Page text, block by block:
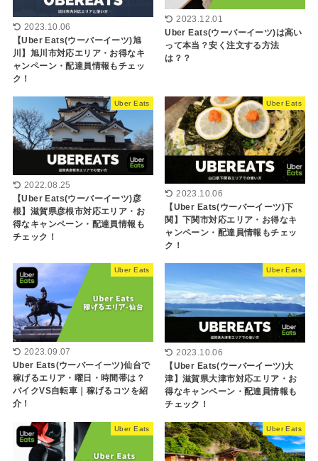
2023.10.06
【Uber Eats(ウーバーイーツ)旭
川】旭川市対応エリア・お得なキ
ャンペーン・配達員情報もチェッ
ク！
2023.12.01
Uber Eats(ウーバーイーツ)は高い
って本当？安く注文する方法
は？？
Uber Eats
2022.08.25
【Uber Eats(ウーバーイーツ)彦
根】滋賀県彦根市対応エリア・お
得なキャンペーン・配達員情報も
チェック！
Uber Eats
2023.10.06
【Uber Eats(ウーバーイーツ)下
関】下関市対応エリア・お得なキ
ャンペーン・配達員情報もチェッ
ク！
Uber Eats
2023.09.07
Uber Eats(ウーバーイーツ)仙台で
稼げるエリア・曜日・時間帯は？
バイクVS自転車｜稼げるコツを紹
介！
Uber Eats
2023.10.06
【Uber Eats(ウーバーイーツ)大
津】滋賀県大津市対応エリア・お
得なキャンペーン・配達員情報も
チェック！
Uber Eats Uber Eats